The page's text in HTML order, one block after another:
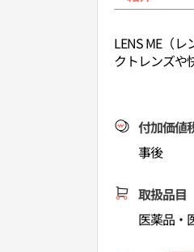
LENS ME（
クトレンズや
付加価値
事後
取扱品目
医薬品・